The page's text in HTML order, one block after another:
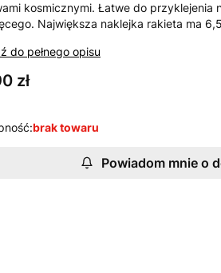
kosmicznymi. Łatwe do przyklejenia
Największa naklejka rakieta ma
do pełnego opisu
zł
brak towaru
Powiadom mnie o